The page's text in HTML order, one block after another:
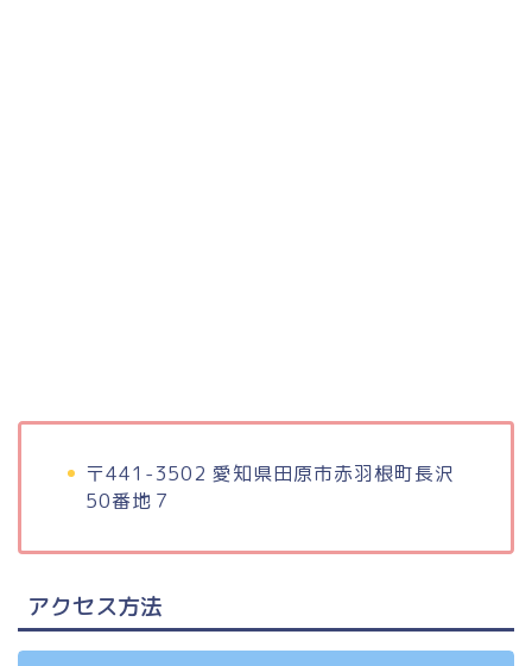
〒441-3502 愛知県田原市赤羽根町長沢
50番地７
アクセス方法